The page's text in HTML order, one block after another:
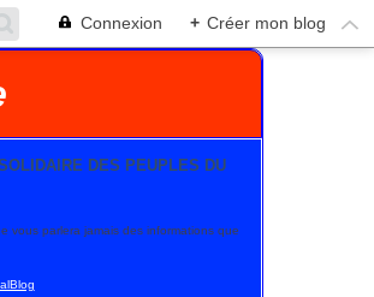
Connexion + Créer mon blog
DES PEUPLES DU
vous parlera jamais des informations que